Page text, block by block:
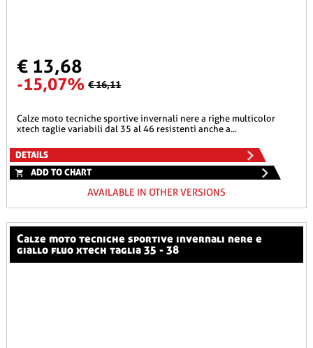
€ 13,68
-15,07% € 16,11
calze moto tecniche sportive invernali nere a righe multicolor
xtech taglie variabili dal 35 al 46 resistenti anche a...
DETAILS
ADD TO CHART
AVAILABLE IN OTHER VERSIONS
calze moto tecniche sportive invernali nere e
giallo fluo xtech taglia 35 - 38